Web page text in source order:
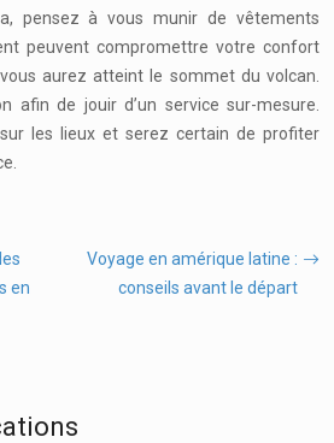
pensez à vous munir de vêtements
peuvent compromettre votre confort
aurez atteint le sommet du volcan.
afin de jouir d’un service sur-mesure.
les lieux et serez certain de profiter
en
Voyage en amérique latine :
conseils avant le départ